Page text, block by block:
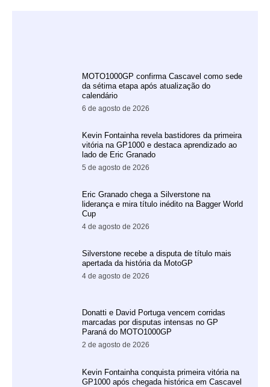
MOTO1000GP confirma Cascavel como sede
da sétima etapa após atualização do
calendário
6 de agosto de 2026
Kevin Fontainha revela bastidores da primeira
vitória na GP1000 e destaca aprendizado ao
lado de Eric Granado
5 de agosto de 2026
Eric Granado chega a Silverstone na
liderança e mira título inédito na Bagger World
Cup
4 de agosto de 2026
Silverstone recebe a disputa de título mais
apertada da história da MotoGP
4 de agosto de 2026
Donatti e David Portuga vencem corridas
marcadas por disputas intensas no GP
Paraná do MOTO1000GP
2 de agosto de 2026
Kevin Fontainha conquista primeira vitória na
GP1000 após chegada histórica em Cascavel